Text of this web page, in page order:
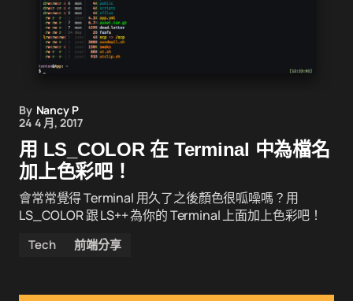
By Nancy P
24 4 月, 2017
用 LS_COLOR 在 Terminal 中為檔名
加上色彩吧！
會常常覺得 Terminal 用久了之後顏色很呱噪嗎？用
LS_COLOR 跟 LS++ 為你的 Terminal 上面加上色彩吧！
Tech 前端分享